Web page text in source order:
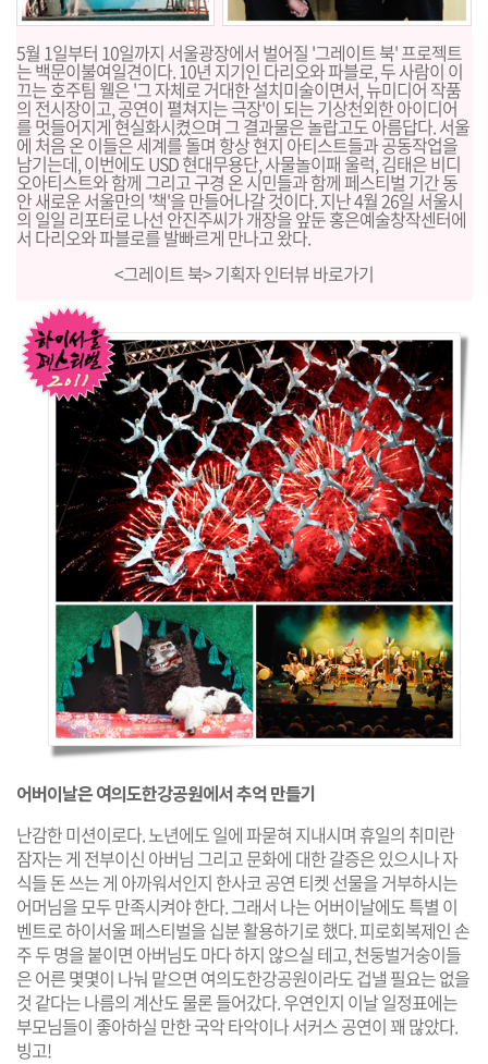
5월 1일부터 10일까지 서울광장에서 벌어질 '그레이트 북' 프로젝트
는 백문이불여일견이다. 10년 지기인 다리오와 파블로, 두 사람이 이
끄는 호주팀 웰은 '그 자체로 거대한 설치미술이면서, 뉴미디어 작품
의 전시장이고, 공연이 펼쳐지는 극장'이 되는 기상천외한 아이디어
를 멋들어지게 현실화시켰으며 그 결과물은 놀랍고도 아름답다. 서울
에 처음 온 이들은 세계를 돌며 항상 현지 아티스트들과 공동작업을
남기는데, 이번에도 USD 현대무용단, 사물놀이패 울럭, 김태은 비디
오아티스트와 함께 그리고 구경 온 시민들과 함께 페스티벌 기간 동
안 새로운 서울만의 '책'을 만들어나갈 것이다. 지난 4월 26일 서울시
의 일일 리포터로 나선 안진주씨가 개장을 앞둔 홍은예술창작센터에
서 다리오와 파블로를 발빠르게 만나고 왔다.
<그레이트 북> 기획자 인터뷰 바로가기
어버이날은 여의도한강공원에서 추억 만들기
난감한 미션이로다. 노년에도 일에 파묻혀 지내시며 휴일의 취미란
잠자는 게 전부이신 아버님 그리고 문화에 대한 갈증은 있으시나 자
식들 돈 쓰는 게 아까워서인지 한사코 공연 티켓 선물을 거부하시는
어머님을 모두 만족시켜야 한다. 그래서 나는 어버이날에도 특별 이
벤트로 하이서울 페스티벌을 십분 활용하기로 했다. 피로회복제인 손
주 두 명을 붙이면 아버님도 마다 하지 않으실 테고, 천둥벌거숭이들
은 어른 몇몇이 나눠 맡으면 여의도한강공원이라도 겁낼 필요는 없을
것 같다는 나름의 계산도 물론 들어갔다. 우연인지 이날 일정표에는
부모님들이 좋아하실 만한 국악 타악이나 서커스 공연이 꽤 많았다.
빙고!